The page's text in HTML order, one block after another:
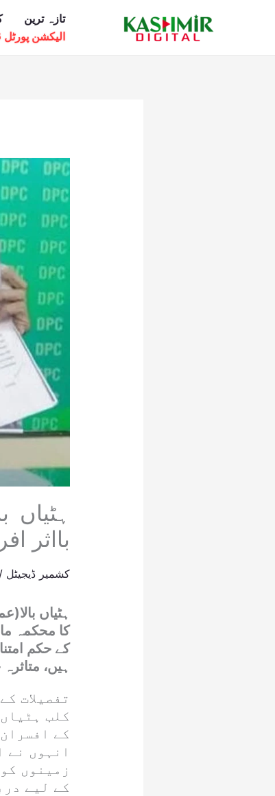
تازہ ترین
الیکشن پورٹل 26
ہٹیاں
بااثر
کشمیر ڈیجیٹل /
ہٹیاں
کا محکمہ
کے حکم
ہیں،
تفصیلات
کلب
کے
انہوں نے
زمینوں
کے لیے